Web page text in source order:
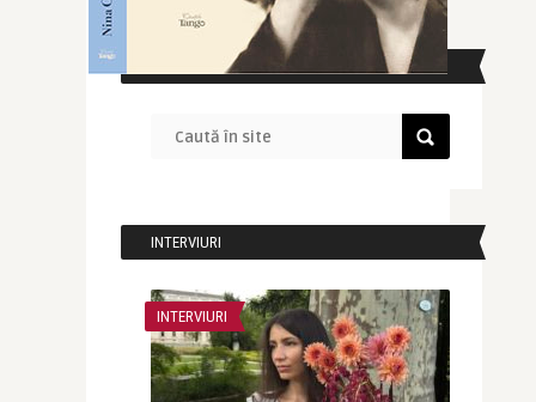
CAUTĂ ÎN SITE
INTERVIURI
INTERVIURI